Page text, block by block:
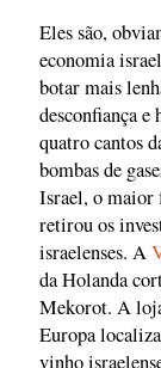
Eles são,
economia
botar mais
desconfiança
quatro cantos
bombas de
Israel, o maior
retirou os
israelenses. A
da Holanda
Mekorot. A
Europa
vinho